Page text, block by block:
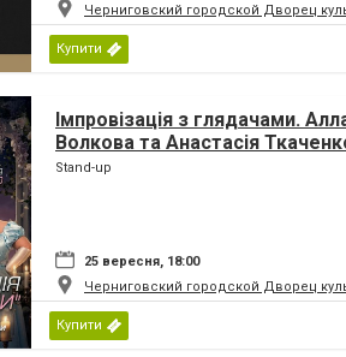
Черниговский городской Дворец
Купити
Імпровізація з глядачами.
Волкова та Анастасія
Stand-up
25 вересня, 18:00
Черниговский городской Дворец
Купити